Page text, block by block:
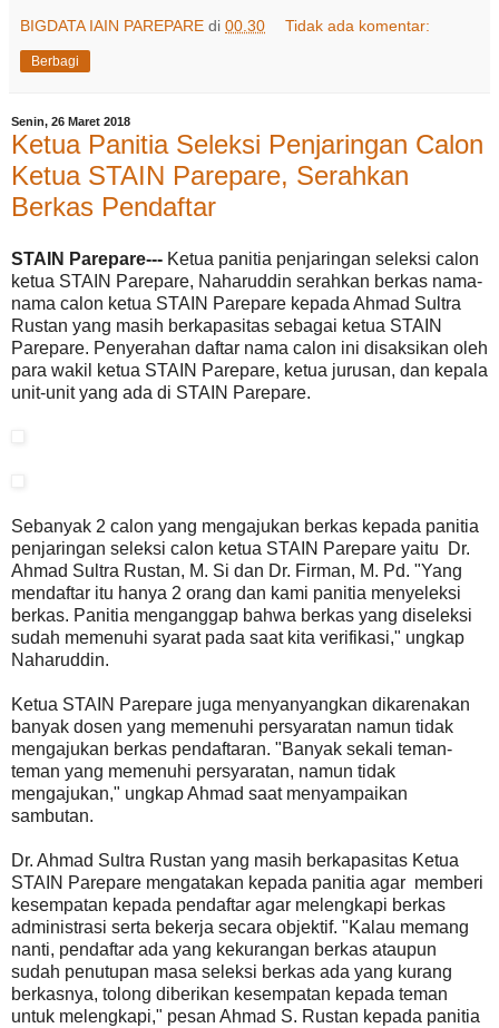
BIGDATA IAIN PAREPARE di 00.30 Tidak ada komentar:
Berbagi
Senin, 26 Maret 2018
Ketua Panitia Seleksi Penjaringan Calon
Ketua STAIN Parepare, Serahkan
Berkas Pendaftar
STAIN Parepare--- Ketua panitia penjaringan seleksi calon
ketua STAIN Parepare, Naharuddin serahkan berkas nama-
nama calon ketua STAIN Parepare kepada Ahmad Sultra
Rustan yang masih berkapasitas sebagai ketua STAIN
Parepare. Penyerahan daftar nama calon ini disaksikan oleh
para wakil ketua STAIN Parepare, ketua jurusan, dan kepala
unit-unit yang ada di STAIN Parepare.
Sebanyak 2 calon yang mengajukan berkas kepada panitia
penjaringan seleksi calon ketua STAIN Parepare yaitu Dr.
Ahmad Sultra Rustan, M. Si dan Dr. Firman, M. Pd. "Yang
mendaftar itu hanya 2 orang dan kami panitia menyeleksi
berkas. Panitia menganggap bahwa berkas yang diseleksi
sudah memenuhi syarat pada saat kita verifikasi," ungkap
Naharuddin.
Ketua STAIN Parepare juga menyanyangkan dikarenakan
banyak dosen yang memenuhi persyaratan namun tidak
mengajukan berkas pendaftaran. "Banyak sekali teman-
teman yang memenuhi persyaratan, namun tidak
mengajukan," ungkap Ahmad saat menyampaikan
sambutan.
Dr. Ahmad Sultra Rustan yang masih berkapasitas Ketua
STAIN Parepare mengatakan kepada panitia agar memberi
kesempatan kepada pendaftar agar melengkapi berkas
administrasi serta bekerja secara objektif. "Kalau memang
nanti, pendaftar ada yang kekurangan berkas ataupun
sudah penutupan masa seleksi berkas ada yang kurang
berkasnya, tolong diberikan kesempatan kepada teman
untuk melengkapi," pesan Ahmad S. Rustan kepada panitia